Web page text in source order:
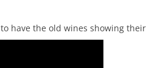
have the old wines showing